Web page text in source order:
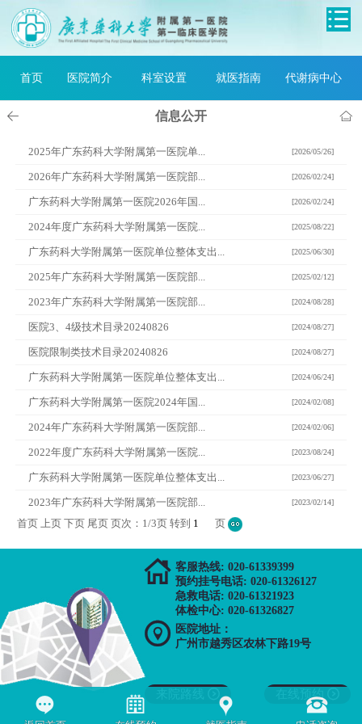
首页 医院简介 科室设置 就医指南 代谢病中心
信息公开
2025年广东药科大学附属第一医院单... [2026/05/26]
2026年广东药科大学附属第一医院部... [2026/02/24]
广东药科大学附属第一医院2026年国... [2026/02/24]
2024年度广东药科大学附属第一医院... [2025/08/22]
广东药科大学附属第一医院单位整体支出... [2025/06/30]
2025年广东药科大学附属第一医院部... [2025/02/12]
2023年广东药科大学附属第一医院部... [2024/08/28]
医院3、4级技术目录20240826 [2024/08/27]
医院限制类技术目录20240826 [2024/08/27]
广东药科大学附属第一医院单位整体支出... [2024/06/24]
广东药科大学附属第一医院2024年国... [2024/02/08]
2024年广东药科大学附属第一医院部... [2024/02/06]
2022年度广东药科大学附属第一医院... [2023/08/24]
广东药科大学附属第一医院单位整体支出... [2023/06/27]
2023年广东药科大学附属第一医院部... [2023/02/14]
首页 上页 下页 尾页页次：1/3页 转到 页
 客服热线: 020-61339399
预约挂号电话: 020-61326127
急救电话: 020-61321923
体检中心: 020-61326827

医院地址：
广州市越秀区农林下路19号
在线预约